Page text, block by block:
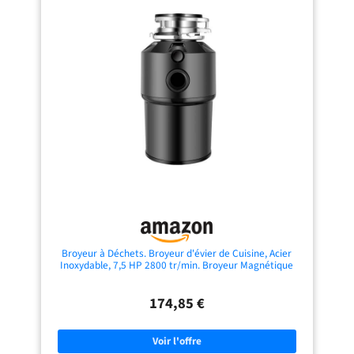
élimine les eaux usées des salles de
bains sans nécessiter de réparations
importantes en les collectant, en les
toilettes et de deux entrées
usées de chaque source vers la
température maximale de 80°C.
Efficacité énergétique - Le broyeur
sanitaire consomme peu d'énergie
en mode veille lorsqu'il ne traite pas
activement les déchets, ce qui
pendant les périodes d'inactivité. La
moteur lorsque le liquide atteint le
d’eau, évacuant rapidement les
[Protection totale et sécurité
surtension et surchauffe pour une
utilisation du broyeur puissant sans
risque. [Grande capacité familiale
1,15L]: Ce broyeur alimentaire sous
évier gère jusqu’à 1,15L de déchets
d’un seul coup, idéal pour répondre
ménagers assure un environnement
[Montage rapide et nettoyage
facile]: Système de bride 3 points,
accessoires et notice inclus. Surface
s’essuie simplement avec un linge
Broyeur à Déchets. Broyeur d'évier de Cuisine, Acier
Inoxydable, 7,5 HP 2800 tr/min. Broyeur Magnétique
174,85 €